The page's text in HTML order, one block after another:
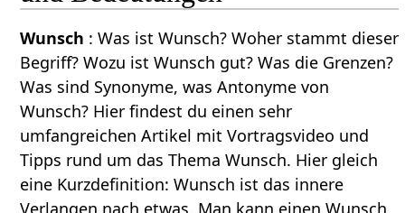
Wunsch : Was ist Wunsch? Woher stammt dieser
Begriff? Wozu ist Wunsch gut? Was die Grenzen?
Was sind Synonyme, was Antonyme von
Wunsch? Hier findest du einen sehr
umfangreichen Artikel mit Vortragsvideo und
Tipps rund um das Thema Wunsch. Hier gleich
eine Kurzdefinition: Wunsch ist das innere
Verlangen nach etwas. Man kann einen Wunsch